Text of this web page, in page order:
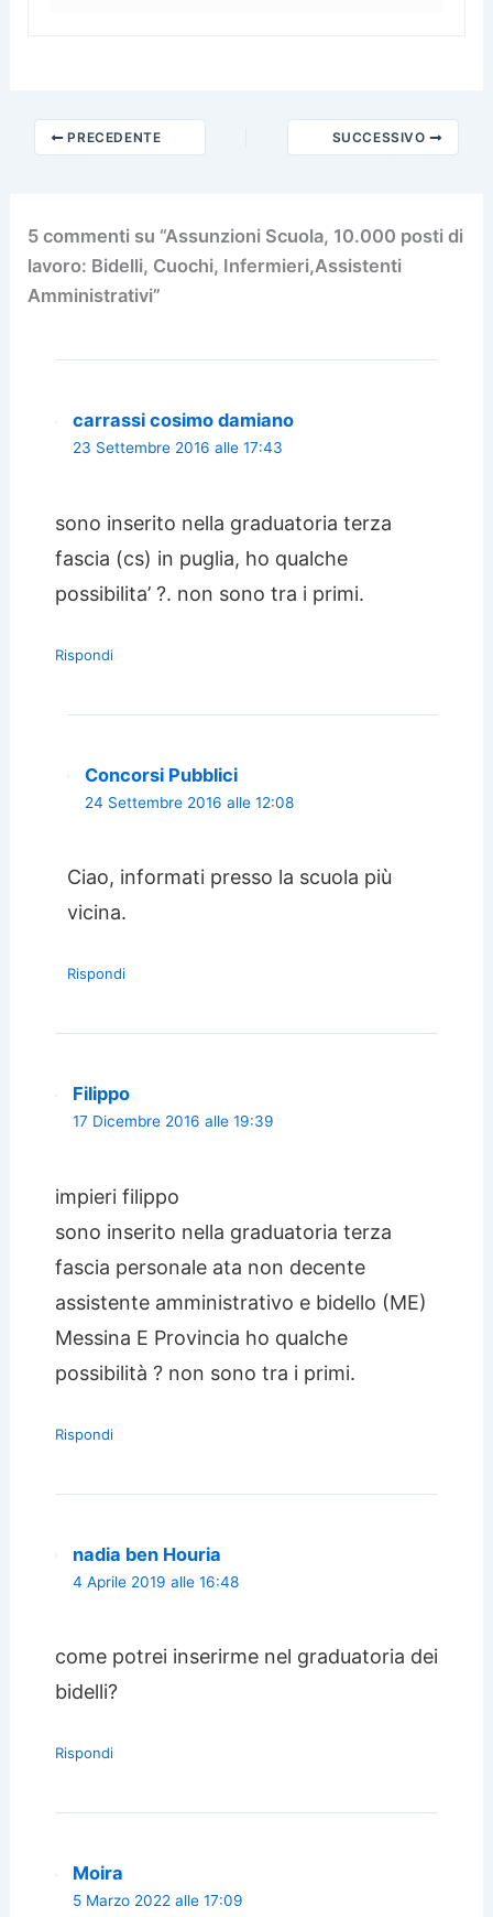
PRECEDENTE SUCCESSIVO
5 commenti su “Assunzioni Scuola, 10.000 posti di
lavoro: Bidelli, Cuochi, Infermieri,Assistenti
Amministrativi”
carrassi cosimo damiano
23 Settembre 2016 alle 17:43
sono inserito nella graduatoria terza
fascia (cs) in puglia, ho qualche
possibilita’ ?. non sono tra i primi.
Rispondi
Concorsi Pubblici
24 Settembre 2016 alle 12:08
Ciao, informati presso la scuola più
vicina.
Rispondi
Filippo
17 Dicembre 2016 alle 19:39
impieri filippo
sono inserito nella graduatoria terza
fascia personale ata non decente
assistente amministrativo e bidello (ME)
Messina E Provincia ho qualche
possibilità ? non sono tra i primi.
Rispondi
nadia ben Houria
4 Aprile 2019 alle 16:48
come potrei inserirme nel graduatoria dei
bidelli?
Rispondi
Moira
5 Marzo 2022 alle 17:09